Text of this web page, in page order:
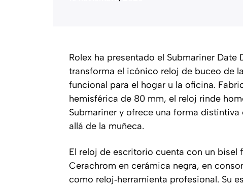
Rolex ha presentado el Submariner
transforma el icónico reloj de buceo de
funcional para el hogar u la oficina.
hemisférica de 80 mm, el reloj rinde
Submariner y ofrece una forma
allá de la muñeca.
El reloj de escritorio cuenta con un
Cerachrom en cerámica negra, en
como reloj‑herramienta profesional. Su